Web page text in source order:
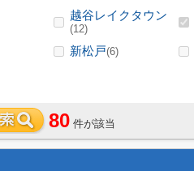
越谷レイクタウン
(12)
新松戸(6)
80 件が該当